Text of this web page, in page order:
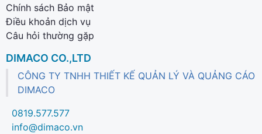
Chính sách Bảo mật
Điều khoản dịch vụ
Câu hỏi thường gặp
DIMACO CO.,LTD
CÔNG TY TNHH THIẾT KẾ QUẢN LÝ VÀ QUẢNG CÁO
DIMACO
0819.577.577
info@dimaco.vn